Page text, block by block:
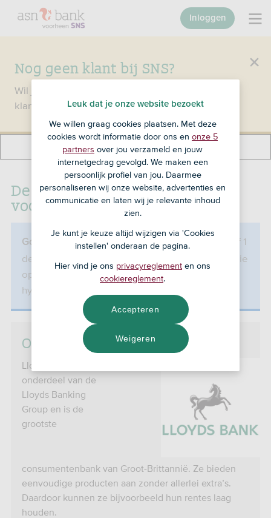
Nog geen klant bij SNS?
Wil je een product openen en ben je nog geen
klant bij SNS?Ga dan naar ASN Bank .
Inloggen
De Lloyds Bank hypotheek: iets
voor jou?
Goed om te weten:Deze hypotheek kun je vanaf 1
december 2023 niet meer afsluiten. De informatie
op deze pagina geldt alleen voor jou als je deze
hypotheek voor 1 december hebt afgesloten.
Over Lloyds Bank
Lloyds Bank is
onderdeel van de
Lloyds Banking
Group en is de
grootste
consumentenbank van Groot-Brittannië. Ze bieden
eenvoudige producten aan zonder allerlei extra’s.
Daardoor kunnen ze bijvoorbeeld hun rentes laag
houden.
Leuk dat je onze website bezoekt
We willen graag cookies plaatsen. Met deze
cookies wordt informatie door ons en onze 5
partners over jou verzameld en jouw
internetgedrag gevolgd. We maken een
persoonlijk profiel van jou. Daarmee
personaliseren wij onze website, advertenties en
communicatie en laten wij je relevante inhoud
zien.
Je kunt je keuze altijd wijzigen via 'Cookies
instellen' onderaan de pagina.
Hier vind je ons privacyreglement en ons
cookiereglement.
Weigeren
Accepteren